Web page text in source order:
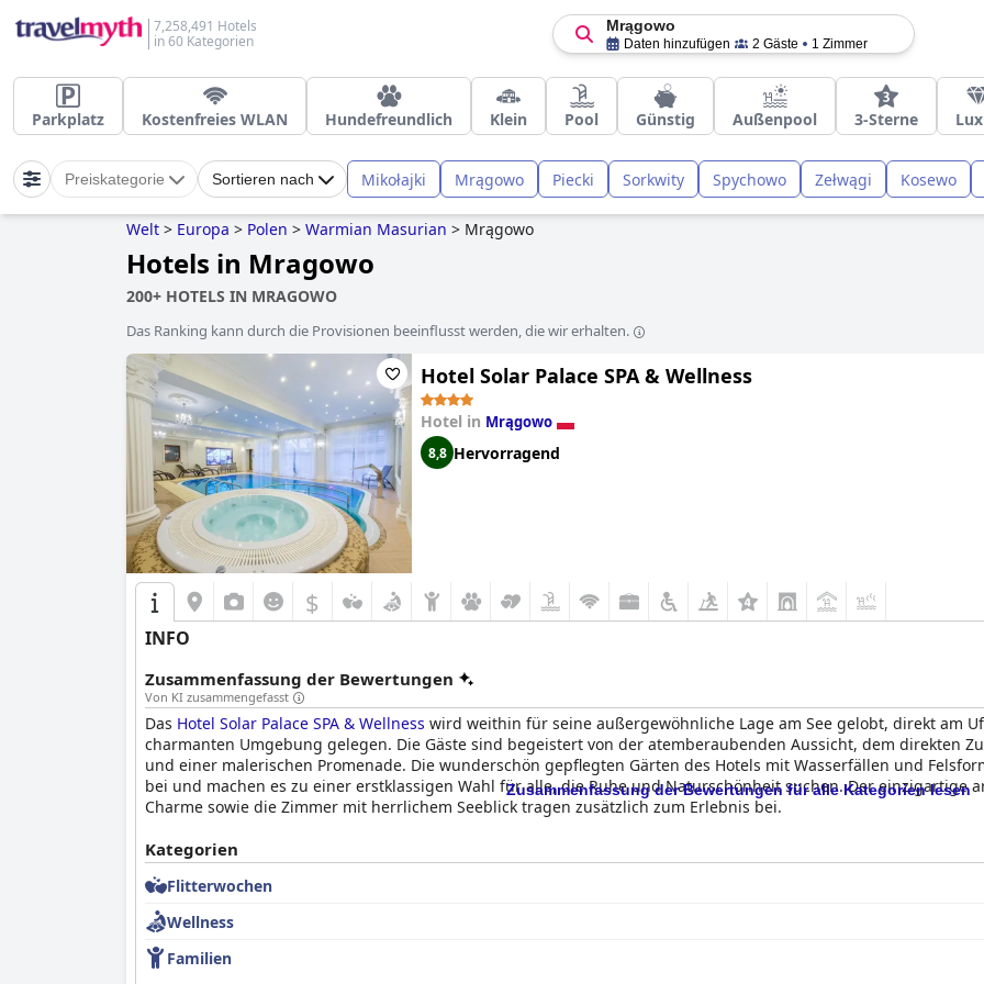
7,258,491 Hotels
in 60 Kategorien
Mrągowo
Daten hinzufügen 2 Gäste 1 Zimmer
Parkplatz Kostenfreies WLAN Hundefreundlich Klein Pool Günstig Außenpool 3-Sterne
Preiskategorie Sortieren nach Mikołajki Mrągowo Piecki Sorkwity Spychowo Zełwągi Kosewo
Welt > Europa > Polen > Warmian Masurian > Mrągowo
Hotels in Mragowo
200+ HOTELS IN MRAGOWO
Das Ranking kann durch die Provisionen beeinflusst werden, die wir erhalten.
Hotel Solar Palace SPA & Wellness
Hotel in Mrągowo
8,8 Hervorragend
$
INFO
Zusammenfassung der Bewertungen
Von KI zusammengefasst
Das Hotel Solar Palace SPA & Wellness wird weithin für seine außergewöhnliche Lage am See gelobt, direkt am
charmanten Umgebung gelegen. Die Gäste sind begeistert von der atemberaubenden Aussicht, dem direkten
und einer malerischen Promenade. Die wunderschön gepflegten Gärten des Hotels mit Wasserfällen und
bei und machen es zu einer erstklassigen Wahl für alle, die Ruhe und Naturschönheit suchen. Der einzigartige
Charme sowie die Zimmer mit herrlichem Seeblick tragen zusätzlich zum Erlebnis bei.
Das Frühstück im Hotel ist ein weiteres herausragendes Merkmal und erhält überwältigend positives Feedback
Angebot. Die große Auswahl sorgt dafür, dass für jeden etwas dabei ist, wobei frische Croissants, Aufschnitt
hervorzuheben sind. Die Gäste genießen das Frühstück in einer ästhetisch ansprechenden Umgebung, entweder
herrliche Morgenerlebnis noch verstärkt.
Das Abendessen im Hotelrestaurant wird im Allgemeinen gut aufgenommen, wobei die Gäste die
Optionen und bestimmte Gerichte wie der Boss's Burger und Zander werden häufig empfohlen. Trotz
Zusammenfassung der Bewertungen für alle Kategorien lesen
Kategorien
Flitterwochen
Wellness
Familien